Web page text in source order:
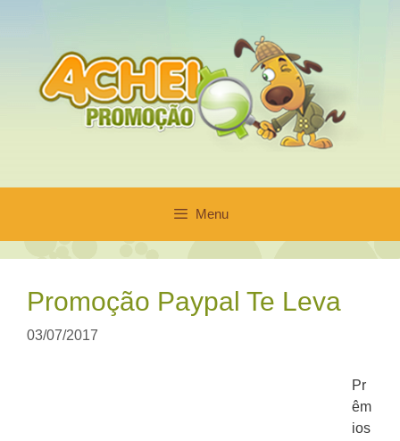
conteúdo
Menu
Promoção Paypal Te Leva
03/07/2017
Pr
êm
ios